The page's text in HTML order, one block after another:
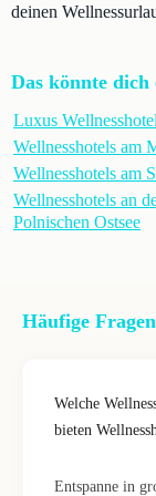
deinen
Das könnte dich
Luxus
Wellnesshotels am
Wellnesshotels am
Wellnesshotels an
Polnischen Ostsee
Häufige
Welche
bieten
Entspanne in